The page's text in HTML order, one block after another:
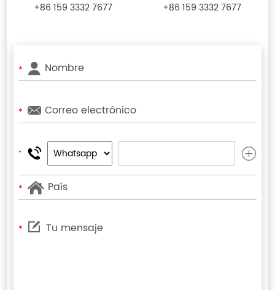
+86 159 3332 7677 +86 159 3332 7677
*
*
*
*
*